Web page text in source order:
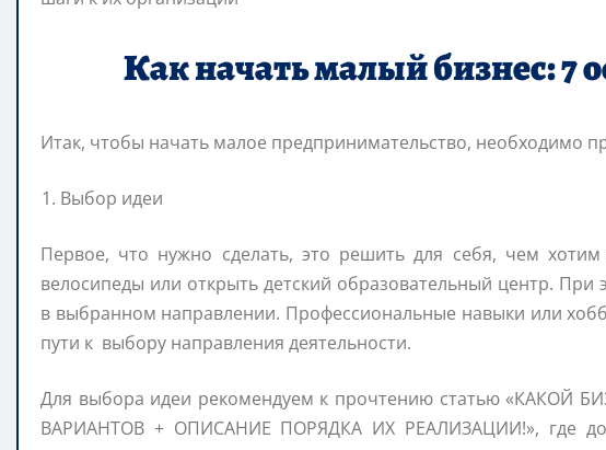
Как начать малый бизнес: 7
Итак, чтобы начать малое предпринимательство, необходимо
Выбор идеи
Первое, что нужно сделать, это решить для себя, чем
велосипеды или открыть детский образовательный центр.
в выбранном направлении. Профессиональные навыки или
пути к выбору направления деятельности.
Для выбора идеи рекомендуем к прочтению статью «КАКОЙ
ВАРИАНТОВ + ОПИСАНИЕ ПОРЯДКА ИХ РЕАЛИЗАЦИИ!», где